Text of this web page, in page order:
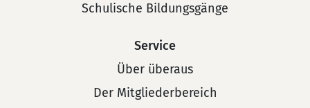
Schulische Bildungsgänge
Service
Über überaus
Der Mitgliederbereich